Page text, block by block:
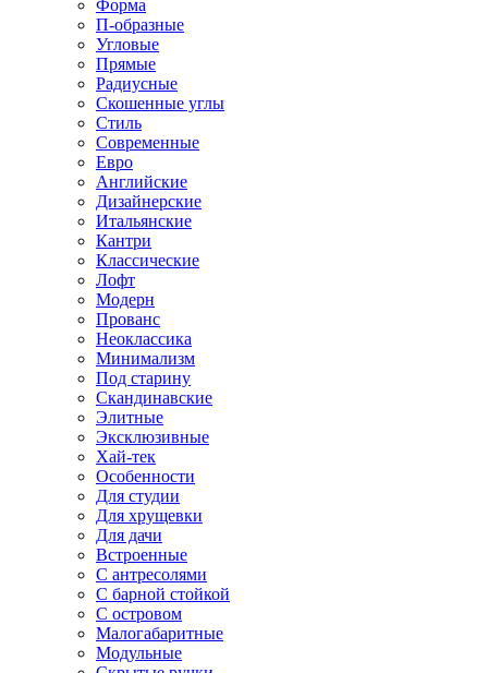
Форма
П-образные
Угловые
Прямые
Радиусные
Скошенные углы
Стиль
Современные
Евро
Английские
Дизайнерские
Итальянские
Кантри
Классические
Лофт
Модерн
Прованс
Неоклассика
Минимализм
Под старину
Скандинавские
Элитные
Эксклюзивные
Хай-тек
Особенности
Для студии
Для хрущевки
Для дачи
Встроенные
С антресолями
С барной стойкой
С островом
Малогабаритные
Модульные